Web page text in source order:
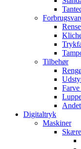
Tilbehør
Digitaltryk
Maskiner